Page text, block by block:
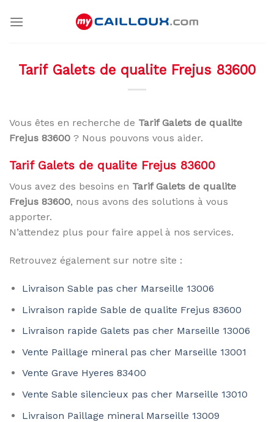
Tarif Galets de qualite Frejus 83600
Vous êtes en recherche de Tarif Galets de qualite
Frejus 83600 ? Nous pouvons vous aider.
Tarif Galets de qualite Frejus 83600
Vous avez des besoins en Tarif Galets de qualite
Frejus 83600, nous avons des solutions à vous
apporter.
N’attendez plus pour faire appel à nos services.
Retrouvez également sur notre site :
Livraison Sable pas cher Marseille 13006
Livraison rapide Sable de qualite Frejus 83600
Livraison rapide Galets pas cher Marseille 13006
Vente Paillage mineral pas cher Marseille 13001
Vente Grave Hyeres 83400
Vente Sable silencieux pas cher Marseille 13010
Livraison Paillage mineral Marseille 13009